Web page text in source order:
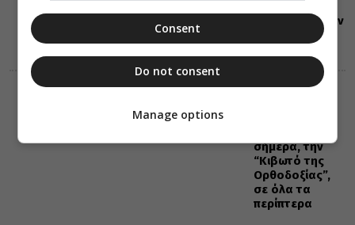
που συνέβησαν
07 Αυγούστου
σήμερα, την
“Κιβωτό της
Ορθοδοξίας”,
σε όλα τα
περίπτερα
Consent
Do not consent
Manage options